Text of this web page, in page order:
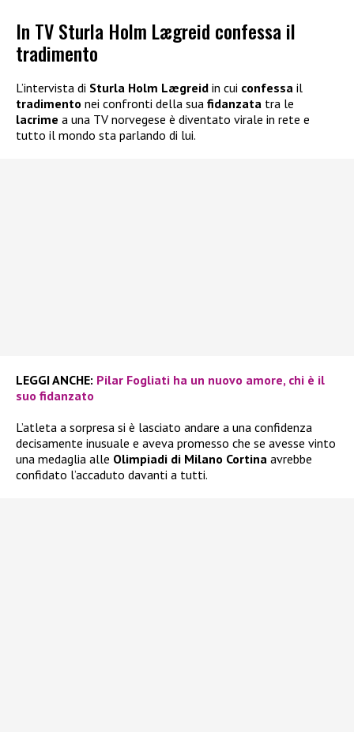
In TV Sturla Holm Lægreid confessa il
tradimento
L’intervista di Sturla Holm Lægreid in cui confessa il
tradimento nei confronti della sua fidanzata tra le
lacrime a una TV norvegese è diventato virale in rete e
tutto il mondo sta parlando di lui.
LEGGI ANCHE: Pilar Fogliati ha un nuovo amore, chi è il
suo fidanzato
L’atleta a sorpresa si è lasciato andare a una confidenza
decisamente inusuale e aveva promesso che se avesse vinto
una medaglia alle Olimpiadi di Milano Cortina avrebbe
confidato l’accaduto davanti a tutti.